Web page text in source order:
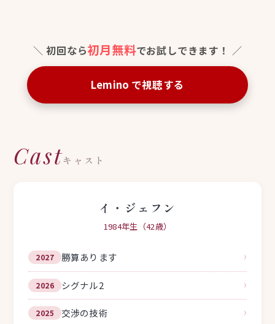
初回なら初月無料でお試しできます！
Lemino で視聴する
Castキャスト
イ・ジェフン
1984年生（42歳）
2027 勝算あります ›
2026 シグナル2 ›
2025 交渉の技術 ›